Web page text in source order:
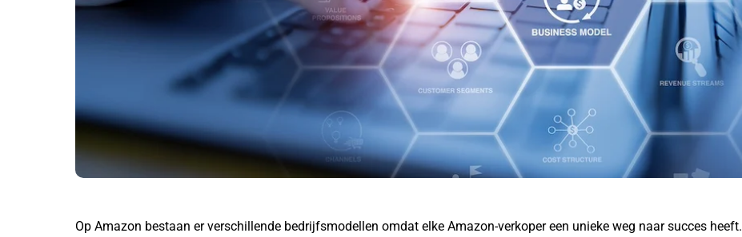
Op Amazon bestaan er verschillende bedrijfsmodellen omdat elke Amazon-verkoper een unieke weg naar succes heeft.